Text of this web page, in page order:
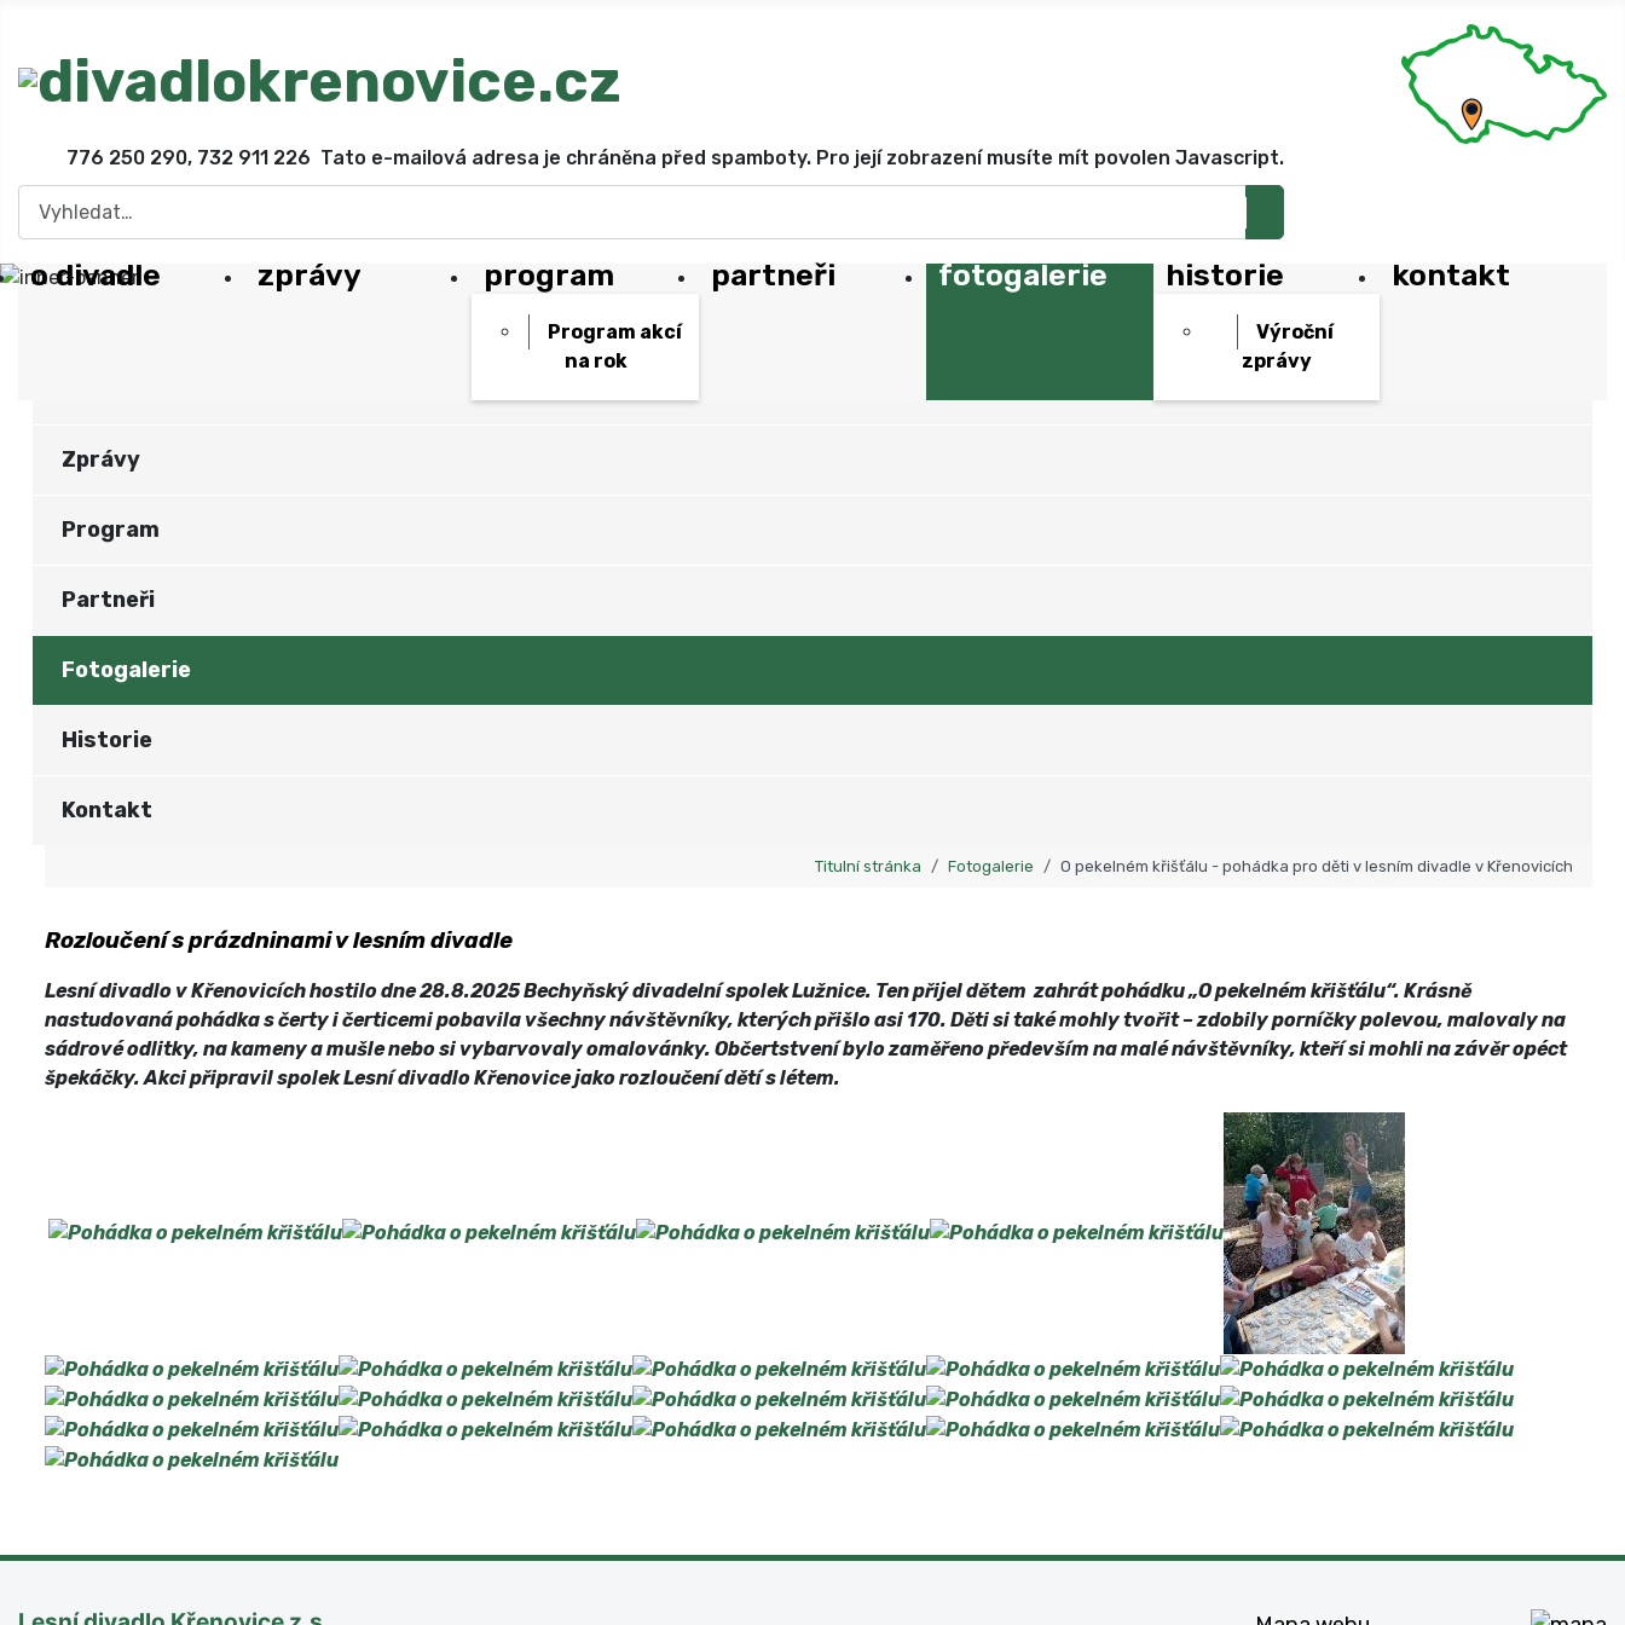
776 250 290, 732 911 226 Tato e-mailová adresa je chráněna před spamboty. Pro její zobrazení musíte mít povolen Javascript.
o divadle zprávy program
Program akcí
na rok
partneři fotogalerie historie
Výroční
zprávy
kontakt
Zprávy
Program
Partneři
Fotogalerie
Historie
Kontakt
Titulní stránka Fotogalerie O pekelném křišťálu - pohádka pro děti v lesním divadle v Křenovicích
Rozloučení s prázdninami v lesním divadle
Lesní divadlo v Křenovicích hostilo dne 28.8.2025 Bechyňský divadelní spolek Lužnice. Ten přijel dětem zahrát pohádku „O pekelném křišťálu“. Krásně
nastudovaná pohádka s čerty i čerticemi pobavila všechny návštěvníky, kterých přišlo asi 170. Děti si také mohly tvořit – zdobily porníčky polevou, malovaly na
sádrové odlitky, na kameny a mušle nebo si vybarvovaly omalovánky. Občertstvení bylo zaměřeno především na malé návštěvníky, kteří si mohli na závěr opéct
špekáčky. Akci připravil spolek Lesní divadlo Křenovice jako rozloučení dětí s létem.